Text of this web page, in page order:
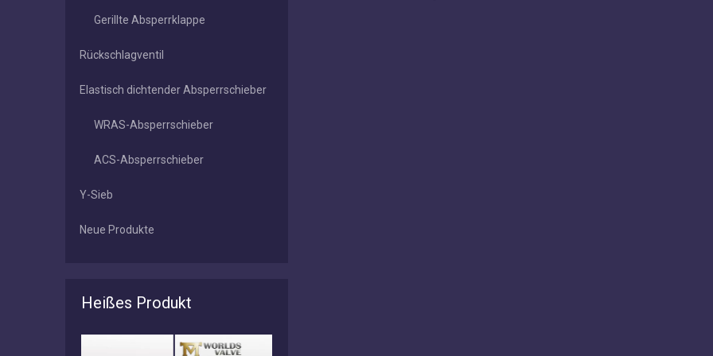
Gerillte Absperrklappe
Rückschlagventil
Elastisch dichtender Absperrschieber
WRAS-Absperrschieber
ACS-Absperrschieber
Y-Sieb
Neue Produkte
Heißes Produkt